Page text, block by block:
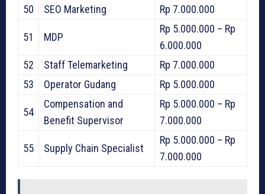
50
SEO Marketing Rp 7.000.000
51 MDP
Rp 5.000.000 – Rp
6.000.000
52
Staff Telemarketing
Rp 7.000.000
53
Operator Gudang Rp 5.000.000
54
Compensation and
Benefit Supervisor
Rp 5.000.000 – Rp
7.000.000
55 Supply Chain Specialist
Rp 5.000.000 – Rp
7.000.000